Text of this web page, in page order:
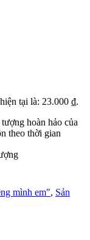
tại là: 23.000 ₫.
hoàn hảo của
theo thời gian
mình em", Sản